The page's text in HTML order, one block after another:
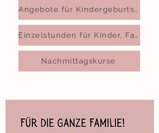
Angebote für Kindergeburtstage und Hochzeiten
Einzelstunden für Kinder, Familien und Erwachsene
Nachmittagskurse